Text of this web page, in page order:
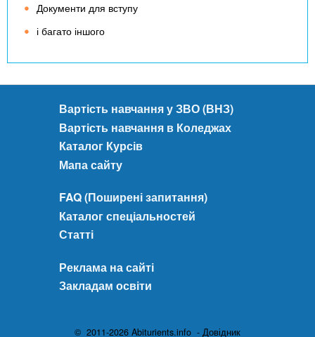
Документи для вступу
і багато іншого
Вартість навчання у ЗВО (ВНЗ)
Вартість навчання в Коледжах
Каталог Курсів
Мапа сайту
FAQ (Поширені запитання)
Каталог спеціальностей
Статті
Реклама на сайті
Закладам освіти
© 2011-2026 Abiturients.info - Довідник